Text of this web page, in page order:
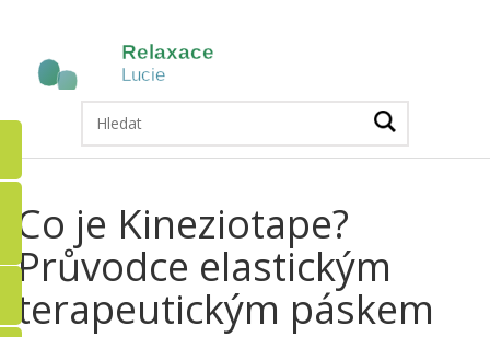
Co je Kineziotape?
Průvodce elastickým
terapeutickým páskem